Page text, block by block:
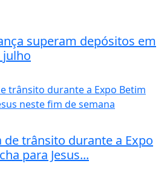
superam depósitos em
julho
trânsito durante a Expo
para Jesus...